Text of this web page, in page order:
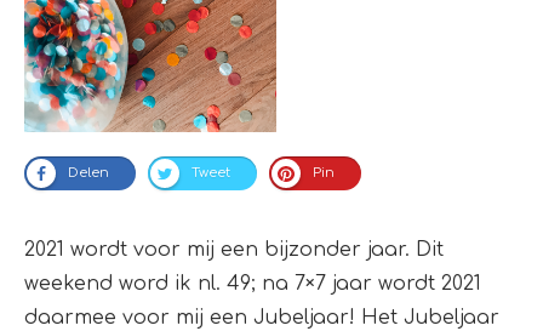
Delen Tweet Pin
2021 wordt voor mij een bijzonder jaar. Dit
weekend word ik nl. 49; na 7×7 jaar wordt 2021
daarmee voor mij een Jubeljaar! Het Jubeljaar